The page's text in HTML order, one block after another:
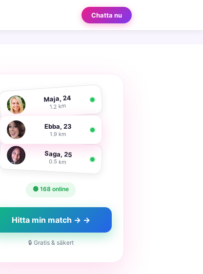
Chatta nu
Maja, 24
1.2 km
Ebba, 23
1.9 km
Saga, 25
0.5 km
🟢 168 online
Hitta min match → →
🔒 Gratis & säkert